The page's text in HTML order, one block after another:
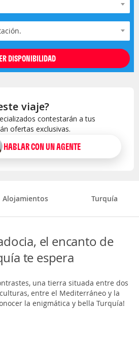
viaje?
contestarán a tus
ofertas exclusivas.
HABLAR CON UN AGENTE
Alojamientos Turquía
el encanto de
te espera
una tierra situada entre dos
entre el Mediterráneo y la
la enigmática y bella Turquía!